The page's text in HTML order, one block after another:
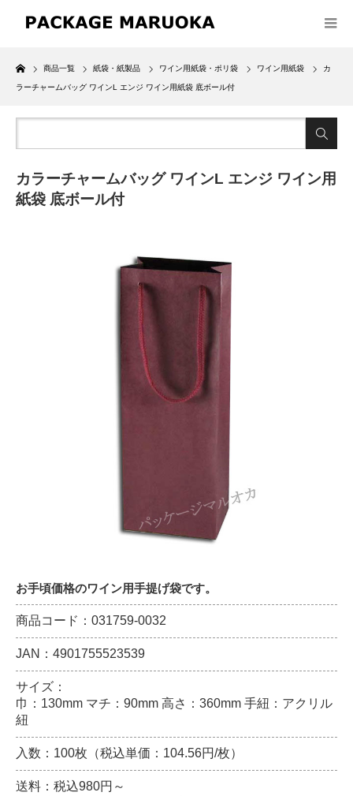
Home
商品一覧 紙袋・紙製品 ワイン用紙袋・ポリ袋 ワイン用紙袋 カ
ラーチャームバッグ ワインL エンジ ワイン用紙袋 底ボール付
カラーチャームバッグ ワインL エンジ ワイン用
紙袋 底ボール付
お手頃価格のワイン用手提げ袋です。
商品コード：031759-0032
JAN：4901755523539
サイズ：
巾：130mm マチ：90mm 高さ：360mm 手紐：アクリル
紐
入数：100枚（税込単価：104.56円/枚）
送料：税込980円～